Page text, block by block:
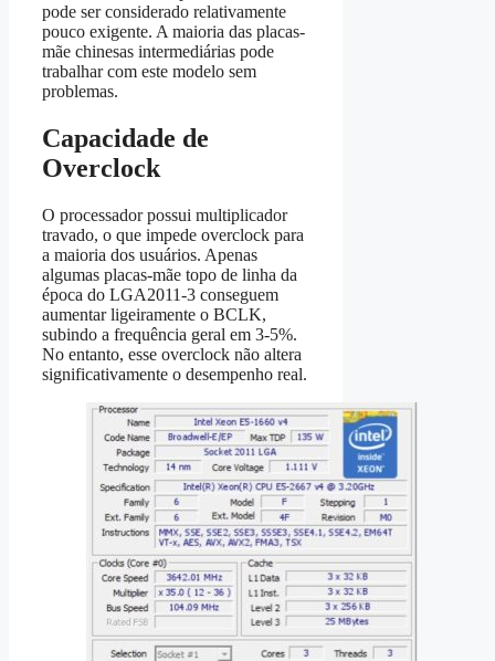
pode ser considerado relativamente
pouco exigente. A maioria das placas-
mãe chinesas intermediárias pode
trabalhar com este modelo sem
problemas.
Capacidade de
Overclock
O processador possui multiplicador
travado, o que impede overclock para
a maioria dos usuários. Apenas
algumas placas-mãe topo de linha da
época do LGA2011-3 conseguem
aumentar ligeiramente o BCLK,
subindo a frequência geral em 3-5%.
No entanto, esse overclock não altera
significativamente o desempenho real.